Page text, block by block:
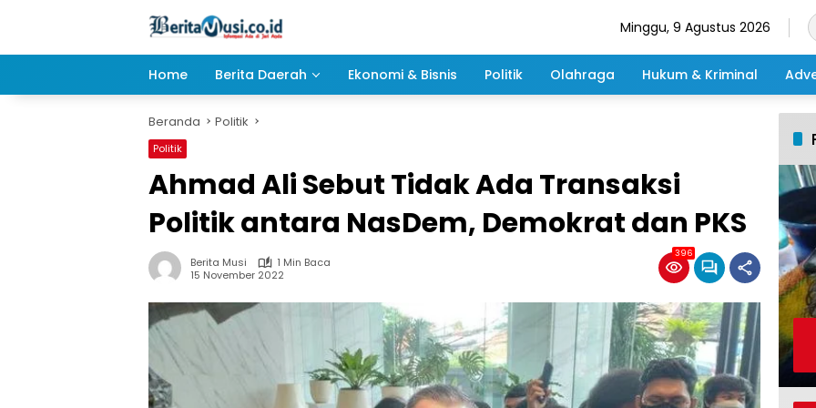
Minggu, 9 Agustus 2026
Home Berita Daerah Ekonomi & Bisnis Politik Olahraga Hukum & Kriminal
Beranda Politik
Politik
Ahmad Ali Sebut Tidak Ada Transaksi
Politik antara NasDem, Demokrat dan PKS
Berita Musi
1 Min Baca
15 November 2022
396